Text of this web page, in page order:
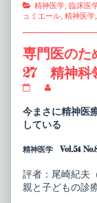
Categories
精神医学, 臨床医
ュミエール, 精神医学,
専門医の
27 精神科
医
の
た
の
神
科
臨
posts
by
the
of
門
医
の
今まさに精神医
している
精神医学 Vol.54
評者：尾崎紀夫
親と子どもの診